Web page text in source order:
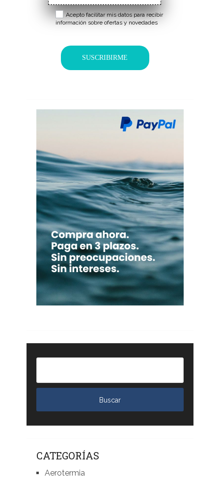
SUSCRIBIRME
Acepto facilitar mis datos para recibir
información sobre ofertas y novedades
CATEGORÍAS
Aerotermia